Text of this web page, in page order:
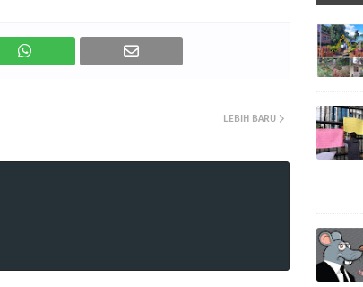
LEBIH BARU